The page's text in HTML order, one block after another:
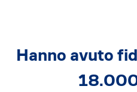
Hanno avuto